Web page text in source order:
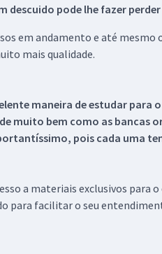
pode lhe fazer
em andamento e até
mais qualidade.
maneira de estudar
muito bem como as
pois cada uma
a materiais exclusivos
para facilitar o seu